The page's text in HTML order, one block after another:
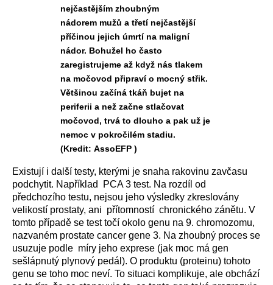
nejčastějším zhoubným
nádorem mužů a třetí nejčastější
příčinou jejich úmrtí na maligní
nádor. Bohužel ho často
zaregistrujeme až když nás tlakem
na močovod připraví o mocný střik.
Většinou začíná tkáň bujet na
periferii a než začne stlačovat
močovod, trvá to dlouho a pak už je
nemoc v pokročilém stadiu.
(Kredit: AssoEFP )
Existují i další testy, kterými je snaha rakovinu zavčasu
podchytit. Například PCA 3 test. Na rozdíl od
předchozího testu, nejsou jeho výsledky zkreslovány
velikostí prostaty, ani přítomností chronického zánětu. V
tomto případě se test točí okolo genu na 9. chromozomu,
nazvaném prostate cancer gene 3. Na zhoubný proces se
usuzuje podle míry jeho exprese (jak moc má gen
sešlápnutý plynový pedál). O produktu (proteinu) tohoto
genu se toho moc neví. To situaci komplikuje, ale obchází